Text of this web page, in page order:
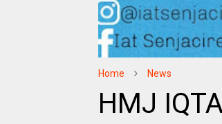
Home News
HMJ